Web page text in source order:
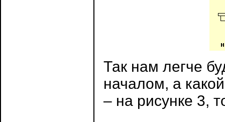
Так нам легче
началом, а
– на рисунке 3,